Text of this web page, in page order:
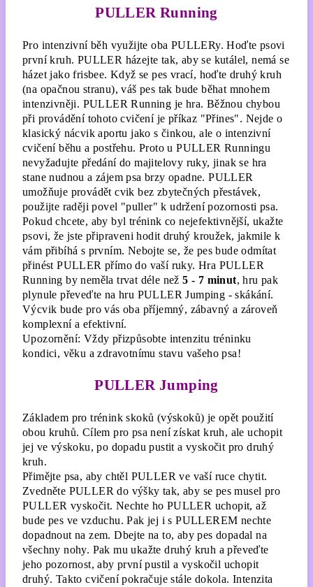
PULLER Running
Pro intenzivní běh využijte oba PULLERy. Hoďte psovi
první kruh. PULLER házejte tak, aby se kutálel, nemá se
házet jako frisbee. Když se pes vrací, hoďte druhý kruh
(na opačnou stranu), váš pes tak bude běhat mnohem
intenzivněji. PULLER Running je hra. Běžnou chybou
při provádění tohoto cvičení je příkaz "Přines". Nejde o
klasický nácvik aportu jako s činkou, ale o intenzivní
cvičení běhu a postřehu. Proto u PULLER Runningu
nevyžadujte předání do majitelovy ruky, jinak se hra
stane nudnou a zájem psa brzy opadne. PULLER
umožňuje provádět cvik bez zbytečných přestávek,
použijte raději povel "puller" k udržení pozornosti psa.
Pokud chcete, aby byl trénink co nejefektivnější, ukažte
psovi, že jste připraveni hodit druhý kroužek, jakmile k
vám přibíhá s prvním. Nebojte se, že pes bude odmítat
přinést PULLER přímo do vaší ruky. Hra PULLER
Running by neměla trvat déle než5 - 7 minut, hru pak
plynule převeďte na hru PULLER Jumping - skákání.
Výcvik bude pro vás oba příjemný, zábavný a zároveň
komplexní a efektivní.
Upozornění: Vždy přizpůsobte intenzitu tréninku
kondici, věku a zdravotnímu stavu vašeho psa!
PULLER Jumping
Základem pro trénink skoků (výskoků) je opět použití
obou kruhů. Cílem pro psa není získat kruh, ale uchopit
jej ve výskoku, po dopadu pustit a vyskočit pro druhý
kruh.
Přimějte psa, aby chtěl PULLER ve vaší ruce chytit.
Zvedněte PULLER do výšky tak, aby se pes musel pro
PULLER vyskočit. Nechte ho PULLER uchopit, až
bude pes ve vzduchu. Pak jej i s PULLEREM nechte
dopadnout na zem. Dbejte na to, aby pes dopadal na
všechny nohy. Pak mu ukažte druhý kruh a převeďte
jeho pozornost, aby první pustil a vyskočil uchopit
druhý. Takto cvičení pokračuje stále dokola. Intenzita